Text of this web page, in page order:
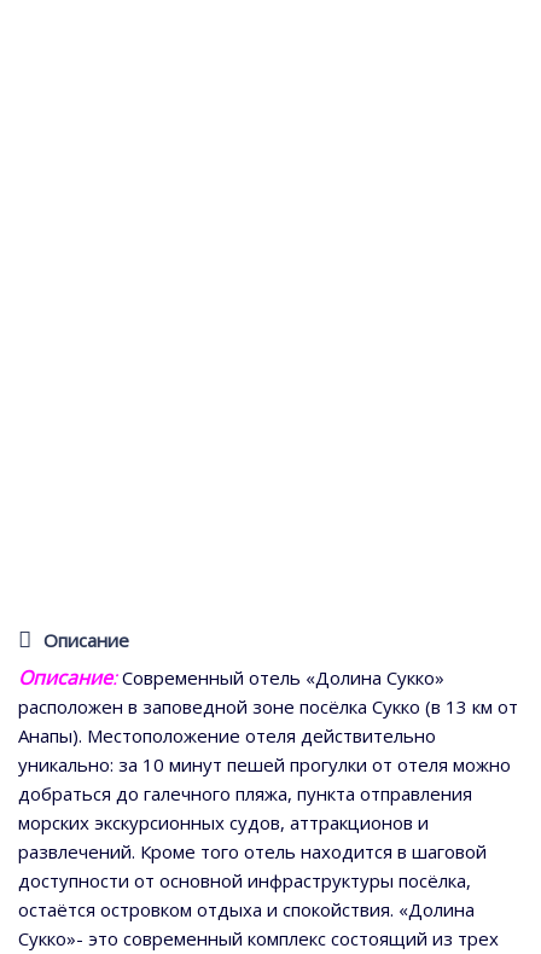
Описание
Описание:Современный отель «Долина Сукко»
расположен в заповедной зоне посёлка Сукко (в 13 км от
Анапы). Местоположение отеля действительно
уникально: за 10 минут пешей прогулки от отеля можно
добраться до галечного пляжа, пункта отправления
морских экскурсионных судов, аттракционов и
развлечений. Кроме того отель находится в шаговой
доступности от основной инфраструктуры посёлка,
остаётся островком отдыха и спокойствия. «Долина
Сукко»- это современный комплекс состоящий из трех